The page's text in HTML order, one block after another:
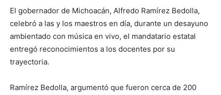
El gobernador de Michoacán, Alfredo Ramírez Bedolla,
celebró a las y los maestros en día, durante un desayuno
ambientado con música en vivo, el mandatario estatal
entregó reconocimientos a los docentes por su
trayectoria.
Ramírez Bedolla, argumentó que fueron cerca de 200